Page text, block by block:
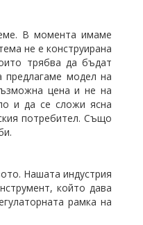
В момента имаме
не е конструирана
трябва да бъдат
предлагаме модел на
цена и не на
и да се сложи ясна
потребител. Също
Нашата индустрия
който дава
рамка на